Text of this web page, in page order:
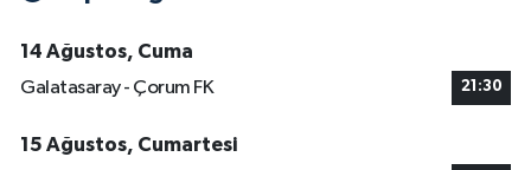
14 Ağustos, Cuma
Galatasaray - Çorum FK
21:30
15 Ağustos, Cumartesi